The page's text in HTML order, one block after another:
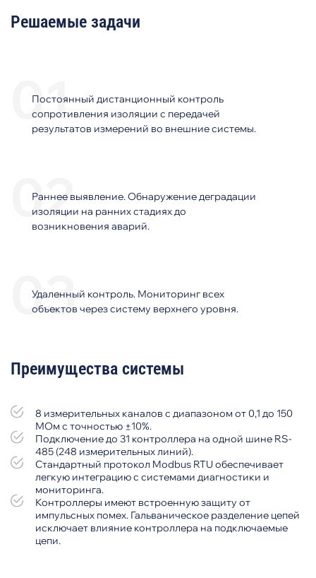
Решаемые задачи
Постоянный дистанционный контроль
сопротивления изоляции с передачей
результатов измерений во внешние системы.
Раннее выявление. Обнаружение деградации
изоляции на ранних стадиях до
возникновения аварий.
Удаленный контроль. Мониторинг всех
объектов через систему верхнего уровня.
Преимущества системы
8 измерительных каналов с диапазоном от 0,1 до 150
МОм с точностью ±10%.
Подключение до 31 контроллера на одной шине RS-
485 (248 измерительных линий).
Стандартный протокол Modbus RTU обеспечивает
легкую интеграцию с системами диагностики и
мониторинга.
Контроллеры имеют встроенную защиту от
импульсных помех. Гальваническое разделение цепей
исключает влияние контроллера на подключаемые
цепи.